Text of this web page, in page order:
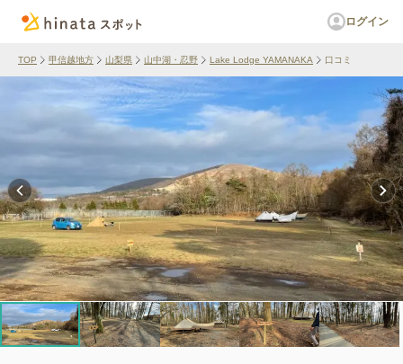
ログイン
TOP 甲信越地方 山梨県 山中湖・忍野 Lake Lodge YAMANAKA 口コミ